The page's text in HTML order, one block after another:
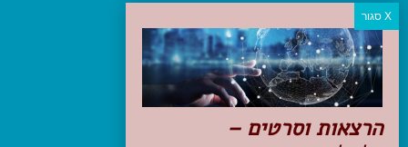
קטגוריות פופולריות
יעדים
טיולים בישראל
מלונות בוטיק בישראל
טיפים והמלצות
הכנות לנסיעה
הרצאות וסרטים –